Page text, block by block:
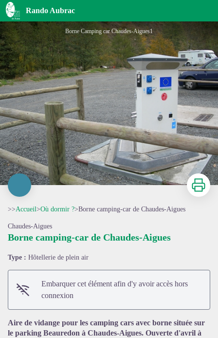
Rando Aubrac
Borne camping-car de Chaudes-Aigues
Borne Camping car Chaudes-Aigues1
Voir l'image en plein écran
Imprimer
>>Accueil>Où dormir ?>Borne camping-car de Chaudes-Aigues
Chaudes-Aigues
Borne camping-car de Chaudes-Aigues
Type : Hôtellerie de plein air
Embarquer cet élément afin d'y avoir accès hors
connexion
Aire de vidange pour les camping cars avec borne située sur
le parking Beauredon à Chaudes-Aigues. Ouverte d'avril à